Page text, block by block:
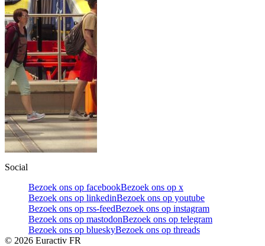
Social
Bezoek ons op facebookBezoek ons op x
Bezoek ons op linkedinBezoek ons op youtube
Bezoek ons op rss-feedBezoek ons op instagram
Bezoek ons op mastodonBezoek ons op telegram
Bezoek ons op blueskyBezoek ons op threads
© 2026 Euractiv FR